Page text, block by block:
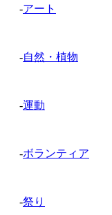
-アート
-自然・植物
-運動
-ボランティア
-祭り